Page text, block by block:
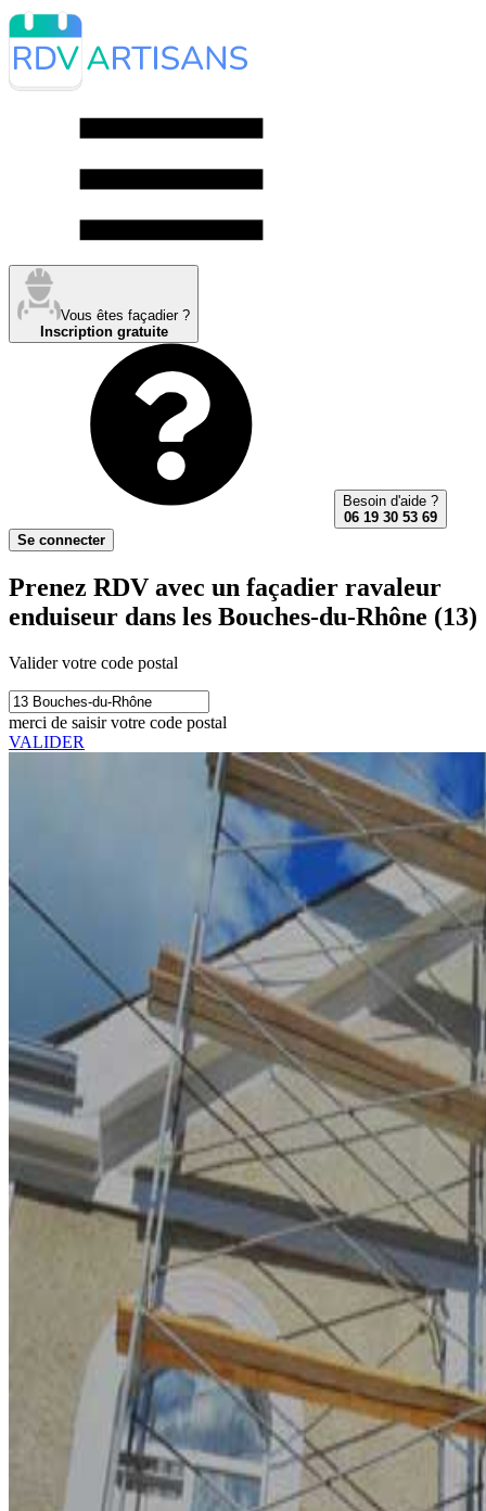
Vous êtes façadier ?
Inscription gratuite
Besoin d'aide ?
06 19 30 53 69
Se connecter
Prenez RDV avec un façadier ravaleur
enduiseur dans les Bouches-du-Rhône (13)
Valider votre code postal
merci de saisir votre code postal
VALIDER